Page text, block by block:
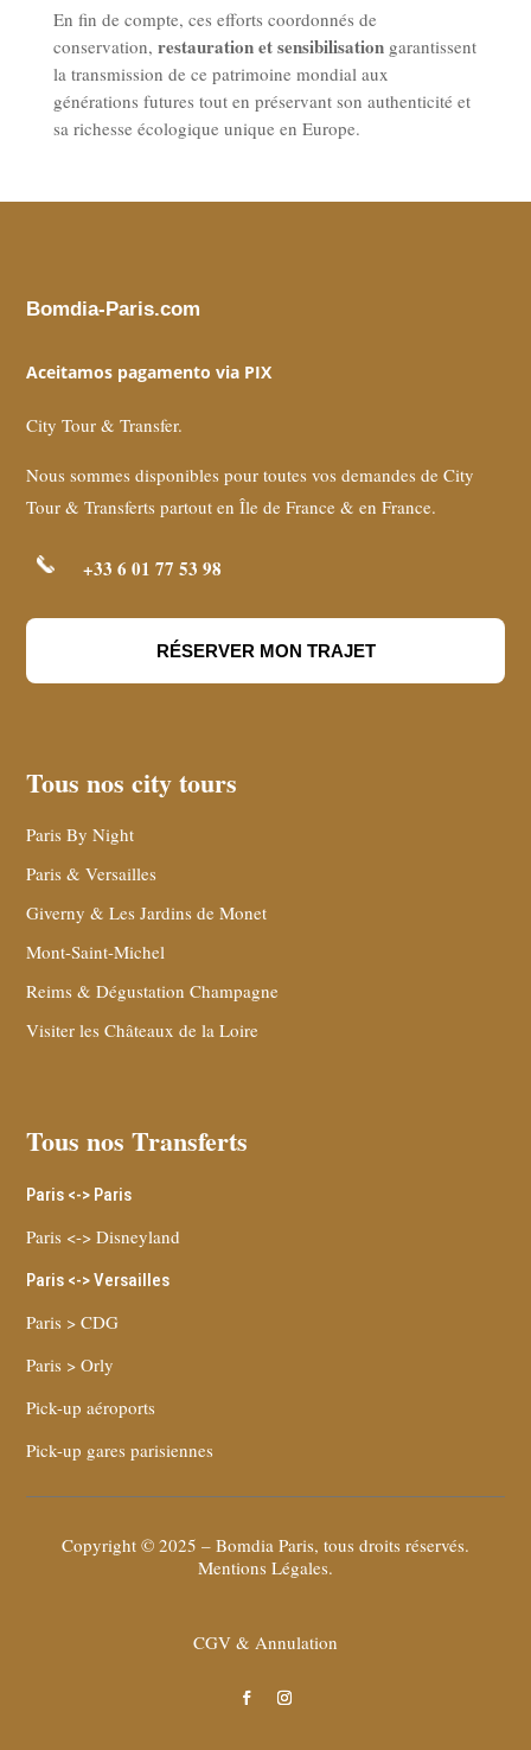
En fin de compte, ces efforts coordonnés de
conservation, restauration et sensibilisationgarantissent
la transmission de ce patrimoine mondial aux
générations futures tout en préservant son authenticité et
sa richesse écologique unique en Europe.
Bomdia-Paris.com
Aceitamos pagamento via PIX
City Tour & Transfer.
Nous sommes disponibles pour toutes vos demandes de City
Tour & Transferts partout en Île de France & en France.
+33 6 01 77 53 98
RÉSERVER MON TRAJET
Tous nos city tours
Paris By Night
Paris & Versailles
Giverny & Les Jardins de Monet
Mont-Saint-Michel
Reims & Dégustation Champagne
Visiter les Châteaux de la Loire
Tous nos Transferts
Paris <-> Paris
Paris <-> Disneyland
Paris <-> Versailles
Paris > CDG
Paris > Orly
Pick-up aéroports
Pick-up gares parisiennes
Copyright © 2025 – Bomdia Paris, tous droits réservés.
Mentions Légales.
CGV & Annulation